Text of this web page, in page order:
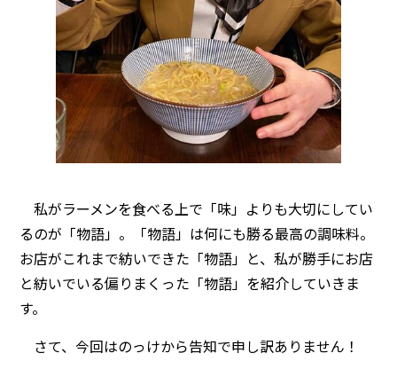
私がラーメンを食べる上で「味」よりも大切にしてい
るのが「物語」。「物語」は何にも勝る最高の調味料。
お店がこれまで紡いできた「物語」と、私が勝手にお店
と紡いでいる偏りまくった「物語」を紹介していきま
す。
さて、今回はのっけから告知で申し訳ありません！